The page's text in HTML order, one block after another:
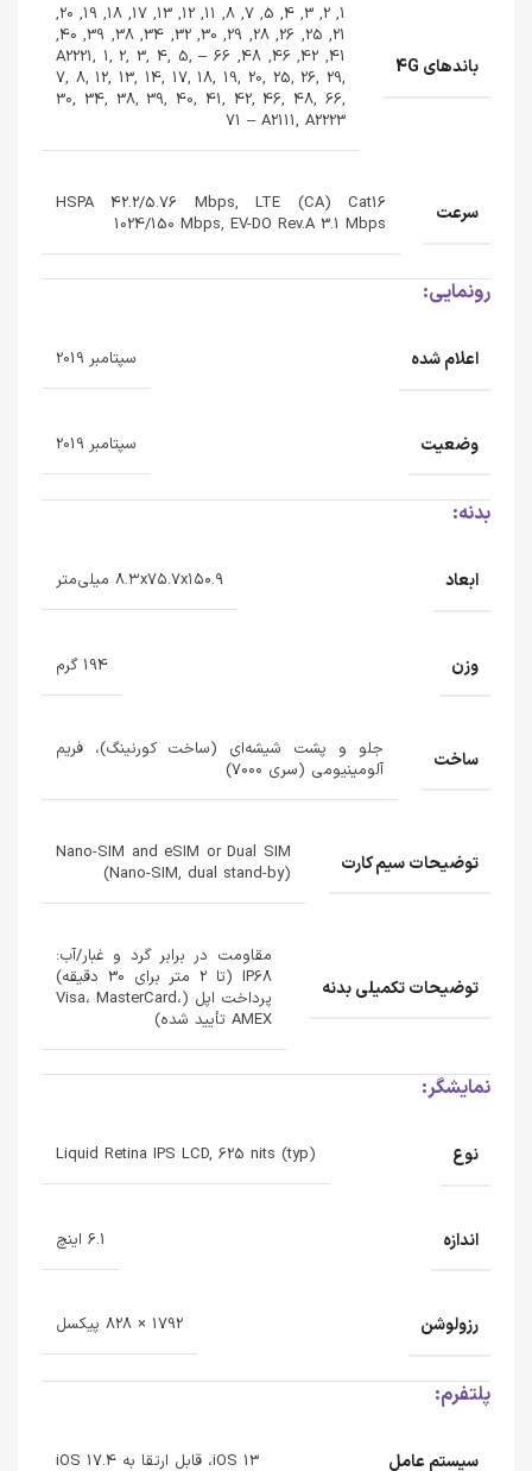
باندهای 4G
1, 2, 3, 4, 5, 7, 8, 11, 12, 13, 17, 18, 19, 20,
21, 25, 26, 28, 29, 30, 32, 34, 38, 39, 40,
41, 42, 46, 48, 66 – A2221, 1, 2, 3, 4, 5,
7, 8, 12, 13, 14, 17, 18, 19, 20, 25, 26, 29,
30, 34, 38, 39, 40, 41, 42, 46, 48, 66,
71 – A2111, A2223
سرعت
HSPA 42.2/5.76 Mbps, LTE (CA) Cat16
1024/150 Mbps, EV-DO Rev.A 3.1 Mbps
رونمایی:
اعلام شده سپتامبر 2019
وضعیت سپتامبر 2019
بدنه:
ابعاد ۸.۳x۷۵.۷x۱۵۰.۹ میلی‌متر
وزن 194 گرم
ساخت
جلو و پشت شیشه‌ای (ساخت کورنینگ)، فریم
آلومینیومی (سری 7000)
توضیحات سیم کارت
Nano-SIM and eSIM or Dual SIM
(Nano-SIM, dual stand-by)
توضیحات تکمیلی بدنه
مقاومت در برابر گرد و غبار/آب:
IP68 (تا 2 متر برای 30 دقیقه)
پرداخت اپل (Visa، MasterCard،
AMEX تأیید شده)
نمایشگر:
نوع Liquid Retina IPS LCD, 625 nits (typ)
اندازه 6.1 اینچ
رزولوشن 1792 × 828 پیکسل
پلتفرم:
سیستم عامل iOS 13، قابل ارتقا به iOS 17.4